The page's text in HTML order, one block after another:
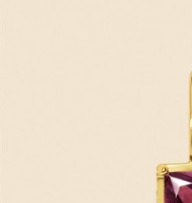
#ペア